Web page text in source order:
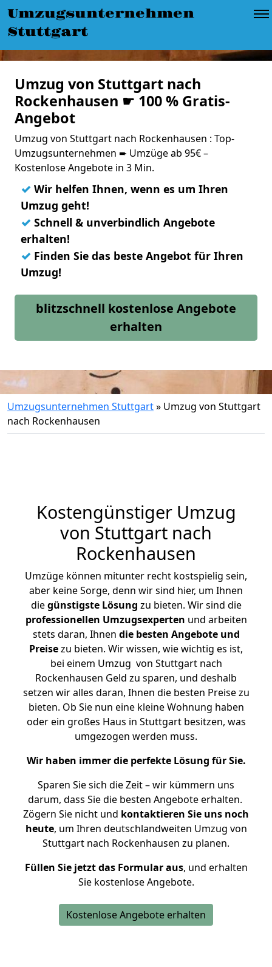
Umzugsunternehmen
Stuttgart
Umzug von Stuttgart nach
Rockenhausen ☛ 100 % Gratis-
Angebot
Umzug von Stuttgart nach Rockenhausen : Top-
Umzugsunternehmen ➨ Umzüge ab 95€ –
Kostenlose Angebote in 3 Min.
✓ Wir helfen Ihnen, wenn es um Ihren
Umzug geht!
✓ Schnell & unverbindlich Angebote
erhalten!
✓ Finden Sie das beste Angebot für Ihren
Umzug!
blitzschnell kostenlose Angebote
erhalten
Umzugsunternehmen Stuttgart» Umzug von Stuttgart
nach Rockenhausen
Kostengünstiger Umzug
von Stuttgart nach
Rockenhausen
Umzüge können mitunter recht kostspielig sein,
aber keine Sorge, denn wir sind hier, um Ihnen
diegünstigste Lösung zu bieten. Wir sind die
professionellen Umzugsexperten und arbeiten
stets daran, Ihnen die besten Angebote und
Preisezu bieten. Wir wissen, wie wichtig es ist,
bei einem Umzug von Stuttgart nach
Rockenhausen Geld zu sparen, und deshalb
setzen wir alles daran, Ihnen die besten Preise zu
bieten. Ob Sie nun eine kleine Wohnung haben
oder ein großes Haus in Stuttgart besitzen, was
umgezogen werden muss.
Wir haben immer die perfekte Lösung für Sie.
Sparen Sie sich die Zeit – wir kümmern uns
darum, dass Sie die besten Angebote erhalten.
Zögern Sie nicht und kontaktieren Sie uns noch
heute, um Ihren deutschlandweiten Umzug von
Stuttgart nach Rockenhausen zu planen.
Füllen Sie jetzt das Formular aus, und erhalten
Sie kostenlose Angebote.
Kostenlose Angebote erhalten